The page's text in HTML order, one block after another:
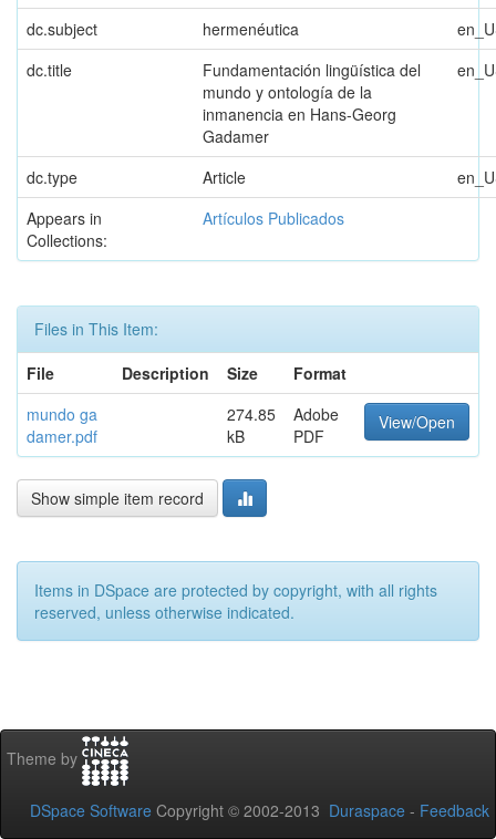
dc.subject
hermenéutica
dc.title
Fundamentación lingüística del
mundo y ontología de la
inmanencia en Hans-Georg
Gadamer
dc.type Article
Appears in
Collections:
Artículos Publicados
Files in This Item:
File
Description Size
Format
mundo ga
damer.pdf
274.85
kB
Adobe
PDF
View/Open
Show simple item record
Items in DSpace are protected by copyright, with all rights
reserved, unless otherwise indicated.
Theme by
DSpace Software Copyright © 2002-2013 Duraspace - Feedback